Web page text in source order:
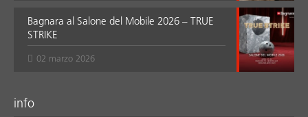
Bagnara al Salone del Mobile 2026 – TRUE
STRIKE
02 marzo 2026
info